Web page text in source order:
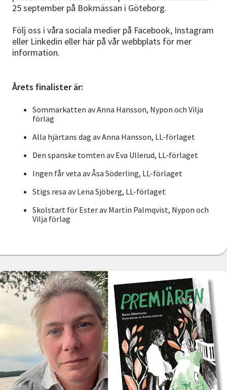
25 september på Bokmässan i Göteborg.
Följ oss i våra sociala medier på Facebook, Instagram
eller Linkedin eller här på vår webbplats för mer
information.
Årets finalister är:
Sommarkatten av Anna Hansson, Nypon och Vilja
förlag
Alla hjärtans dag av Anna Hansson, LL-förlaget
Den spanske tomten av Eva Ullerud, LL-förlaget
Ingen får veta av Åsa Söderling, LL-förlaget
Stigs resa av Lena Sjöberg, LL-förlaget
Skolstart för Ester av Martin Palmqvist, Nypon och
Vilja förlag